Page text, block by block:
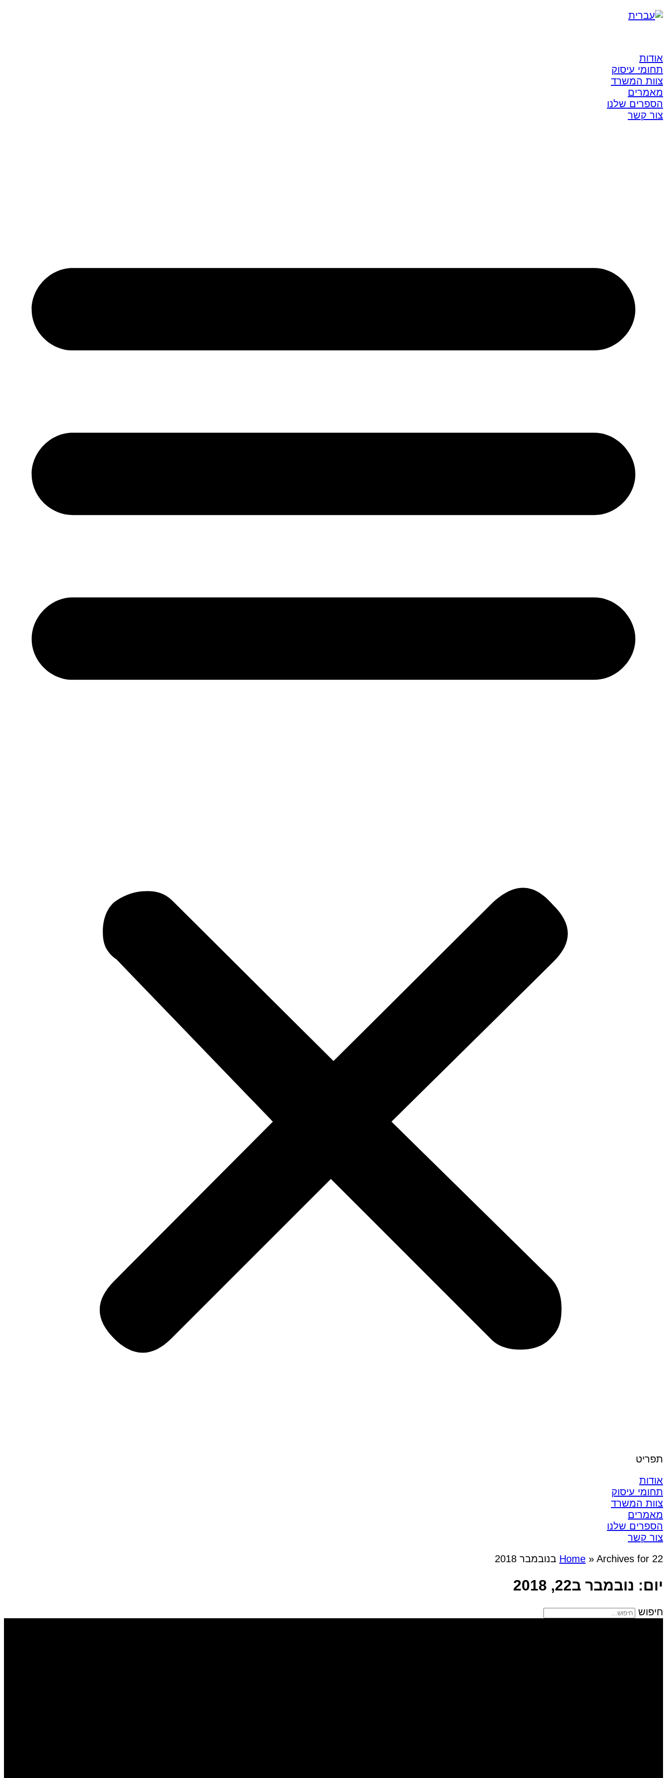
אודות
תחומי עיסוק
צוות המשרד
מאמרים
הספרים שלנו
צור קשר
תפריט
אודות
תחומי עיסוק
צוות המשרד
מאמרים
הספרים שלנו
צור קשר
Home » Archives for 22 בנובמבר 2018
יום: נובמבר ב22, 2018
חיפוש